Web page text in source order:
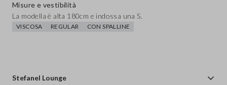
Misure e vestibilità
La modella è alta 180cm e indossa una S.
VISCOSA REGULAR CON SPALLINE
Stefanel Lounge